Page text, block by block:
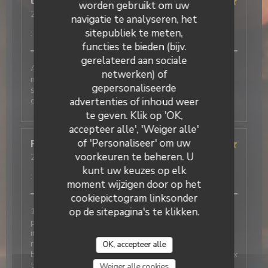
worden gebruikt om uw
navigatie te analyseren, het
sitepubliek te meten,
functies te bieden (bijv.
gerelateerd aan sociale
netwerken) of
gepersonaliseerde
advertenties of inhoud weer
te geven. Klik op 'OK,
accepteer alle', 'Weiger alle'
of 'Personaliseer' om uw
voorkeuren te beheren. U
kunt uw keuzes op elk
moment wijzigen door op het
cookiepictogram linksonder
op de sitepagina's te klikken.
OK, accepteer alle
2026-06-05
- 12:30 - Gasten 2
/5 Atmosfeer:5/5 Keuken:5/5 Kwaliteit / Prijs
:
Accueil et service au top Nous avons passés un bon
moment autour de nos plats et desserts très
savoureux. N’hésitez pas à réserver pour votre
déjeuner
Françoise
D
2026-05-22- 12:00 - Gasten 7
Atmosfeer: 5/5 Keuken:5 /5 Kwaliteit / Prijs
:
1ere fois dans ce restaurant et l avis des 6 autres
personnes avec moi est très positif Très bien. Service
impeccable, respect des demandes lors de l
réservation, amabilité, très bon repas, légumes très
bien cuisinés en accompagnement , raport qualité-prix
très corrects. Restaurant à recommander sans
La Galiote Restaurant & Bar